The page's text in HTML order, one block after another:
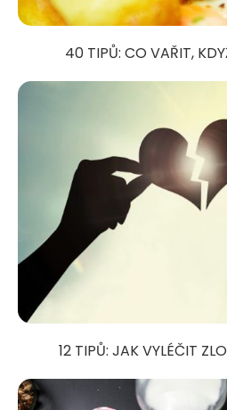
40 TIPŮ: CO VAŘIT,
12 TIPŮ: JAK VYLÉČIT